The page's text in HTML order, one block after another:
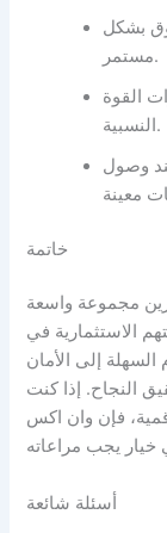
بشكل
مستمر.
القوة
النسبية.
وصول
خاتمة
مجموعة واسعة
الاستثمارية في
إلى الأمان
النجاح. إذا كنت
فإن وان اكس
أسئلة شائعة